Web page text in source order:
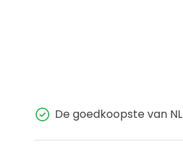
De goedkoopste van NL